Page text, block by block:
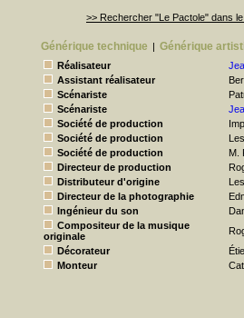
>> Rechercher "Le Pactole" dans
Générique technique | Générique
Réalisateur
Assistant réalisateur
Scénariste
Scénariste
Société de production
Société de production
Société de production
M.
Directeur de production
Distributeur d'origine
Directeur de la photographie
Ingénieur du son
Compositeur de la musique
originale
Décorateur
Monteur